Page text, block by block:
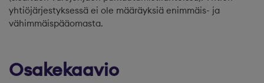
yhtiöjärjestyksessä ei ole määräyksiä enimmäis- ja
vähimmäispääomasta.
Osakekaavio